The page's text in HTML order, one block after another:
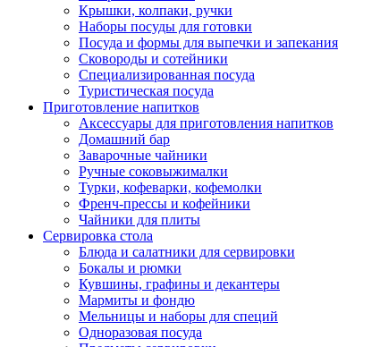
Крышки, колпаки, ручки
Наборы посуды для готовки
Посуда и формы для выпечки и запекания
Сковороды и сотейники
Специализированная посуда
Туристическая посуда
Приготовление напитков
Аксессуары для приготовления напитков
Домашний бар
Заварочные чайники
Ручные соковыжималки
Турки, кофеварки, кофемолки
Френч-прессы и кофейники
Чайники для плиты
Сервировка стола
Блюда и салатники для сервировки
Бокалы и рюмки
Кувшины, графины и декантеры
Мармиты и фондю
Мельницы и наборы для специй
Одноразовая посуда